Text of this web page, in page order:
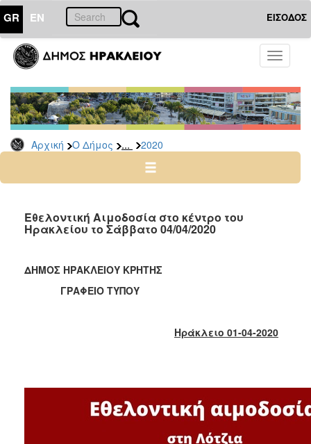
GR EN ΕΙΣΟΔΟΣ
Toggle
Αρχική Ο Δήμος ... 2020
ΔΗΜΟΣ
Δελτία
Τύπου
Αρχείο
2026
2024
2022
2020
2019
Εθελοντική Αιμοδοσία στο κέντρο του
Ηρακλείου το Σάββατο 04/04/2020
ΔΗΜΟΣ ΗΡΑΚΛΕΙΟΥ ΚΡΗΤΗΣ
ΓΡΑΦΕΙΟ ΤΥΠΟΥ
Ηράκλειο 01-04-2020